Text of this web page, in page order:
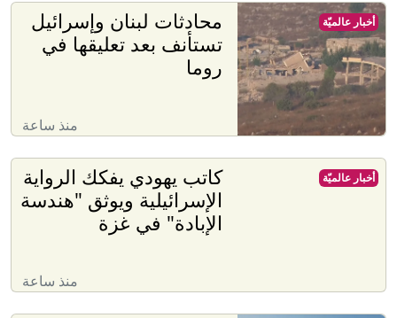
محادثات لبنان وإسرائيل
تستأنف بعد تعليقها في
روما
منذ ساعة
أخبار عالميّة
كاتب يهودي يفكك الرواية
الإسرائيلية ويوثق "هندسة
الإبادة" في غزة
منذ ساعة
أخبار عالميّة